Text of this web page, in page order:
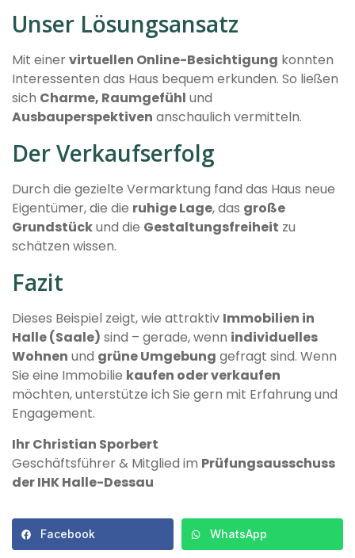
Unser Lösungsansatz
Mit einervirtuellen Online-Besichtigung konnten
Interessenten das Haus bequem erkunden. So ließen
sich Charme, Raumgefühl und
Ausbauperspektiven anschaulich vermitteln.
Der Verkaufserfolg
Durch die gezielte Vermarktung fand das Haus neue
Eigentümer, die die ruhige Lage, das große
Grundstückund die Gestaltungsfreiheit zu
schätzen wissen.
Fazit
Dieses Beispiel zeigt, wie attraktiv Immobilien in
Halle (Saale) sind – gerade, wenn individuelles
Wohnen und grüne Umgebung gefragt sind. Wenn
Sie eine Immobilie kaufen oder verkaufen
möchten, unterstütze ich Sie gern mit Erfahrung und
Engagement.
Ihr Christian Sporbert
Geschäftsführer & Mitglied im Prüfungsausschuss
der IHK Halle-Dessau
Facebook WhatsApp